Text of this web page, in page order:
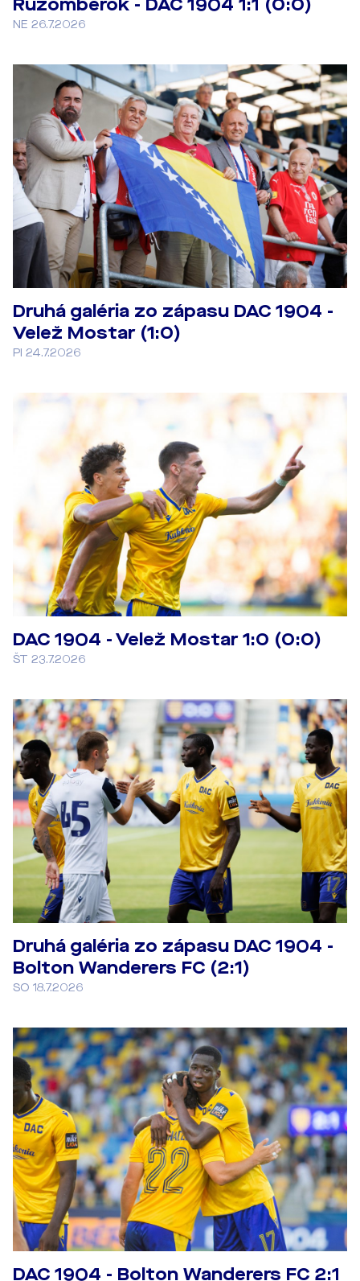
Ružomberok - DAC 1904 1:1 (0:0)
NE 26.7.2026
Druhá galéria zo zápasu DAC 1904 -
Velež Mostar (1:0)
PI 24.7.2026
DAC 1904 - Velež Mostar 1:0 (0:0)
ŠT 23.7.2026
Druhá galéria zo zápasu DAC 1904 -
Bolton Wanderers FC (2:1)
SO 18.7.2026
DAC 1904 - Bolton Wanderers FC 2:1